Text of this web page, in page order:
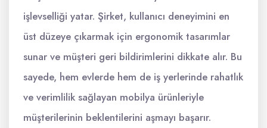
işlevselliği yatar. Şirket, kullanıcı deneyimini en
üst düzeye çıkarmak için ergonomik tasarımlar
sunar ve müşteri geri bildirimlerini dikkate alır. Bu
sayede, hem evlerde hem de iş yerlerinde rahatlık
ve verimlilik sağlayan mobilya ürünleriyle
müşterilerinin beklentilerini aşmayı başarır.